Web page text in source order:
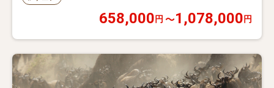
658,000 円 〜1,078,000 円